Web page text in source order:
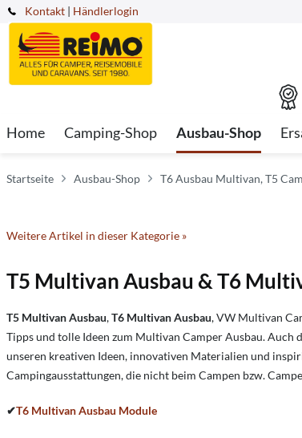
Kontakt | Händlerlogin
Home Camping-Shop Ausbau-Shop
Startseite Ausbau-Shop T6 Ausbau Multivan, T5
Weitere Artikel in dieser Kategorie »
T5 Multivan Ausbau & T6
T5 Multivan Ausbau,T6 Multivan Ausbau, VW Multivan
Tipps und tolle Ideen zum Multivan Camper Ausbau. Auch
unseren kreativen Ideen, innovativen Materialien und
Campingausstattungen, die nicht beim Campen bzw.
✔T6 Multivan Ausbau Module